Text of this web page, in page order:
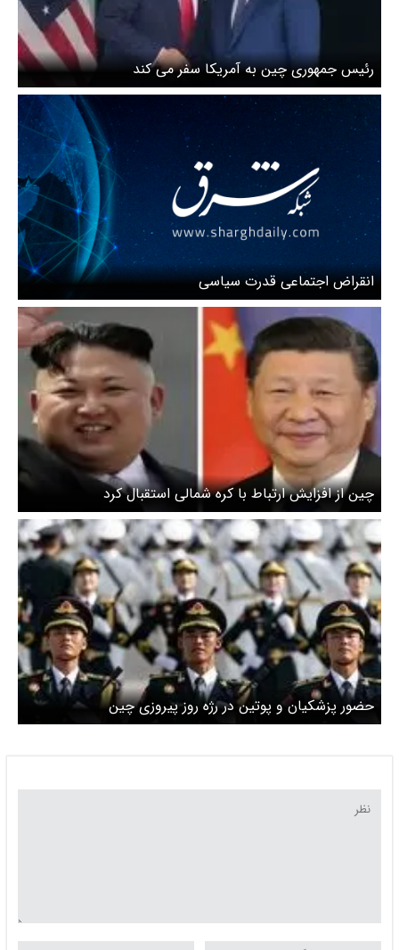
رئیس جمهوری چین به آمریکا سفر می کند
انقراض اجتماعی قدرت سیاسی
چین از افزایش ارتباط با کره شمالی استقبال کرد
حضور پزشکیان و پوتین در رژه روز پیروزی چین